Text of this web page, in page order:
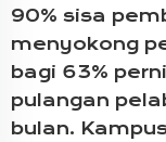
90% sisa
menyokong
bagi 63%
pulangan
bulan.